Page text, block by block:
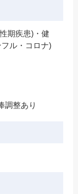
期疾患)・健
ル・コロナ)
調整あり